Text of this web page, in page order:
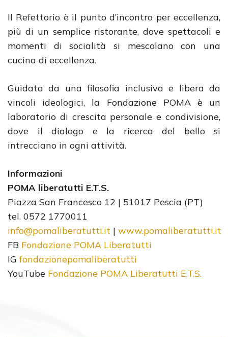
Il Refettorio è il punto d’incontro per eccellenza,
più di un semplice ristorante, dove spettacoli e
momenti di socialità si mescolano con una
cucina di eccellenza.
Guidata da una filosofia inclusiva e libera da
vincoli ideologici, la Fondazione POMA è un
laboratorio di crescita personale e condivisione,
dove il dialogo e la ricerca del bello si
intrecciano in ogni attività.
Informazioni
POMA liberatutti E.T.S.
Piazza San Francesco 12 | 51017 Pescia (PT)
tel. 0572 1770011
info@pomaliberatutti.it | www.pomaliberatutti.it
FB Fondazione POMA Liberatutti
IGfondazionepomaliberatutti
YouTube Fondazione POMA Liberatutti E.T.S.